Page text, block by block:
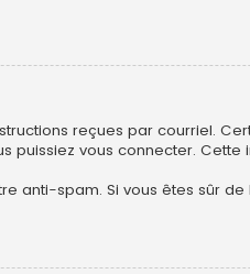
reçues par courriel.
vous connecter. Cette
anti-spam. Si vous êtes sûr de